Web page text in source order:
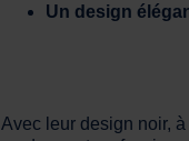
Un design
Avec leur design noir,